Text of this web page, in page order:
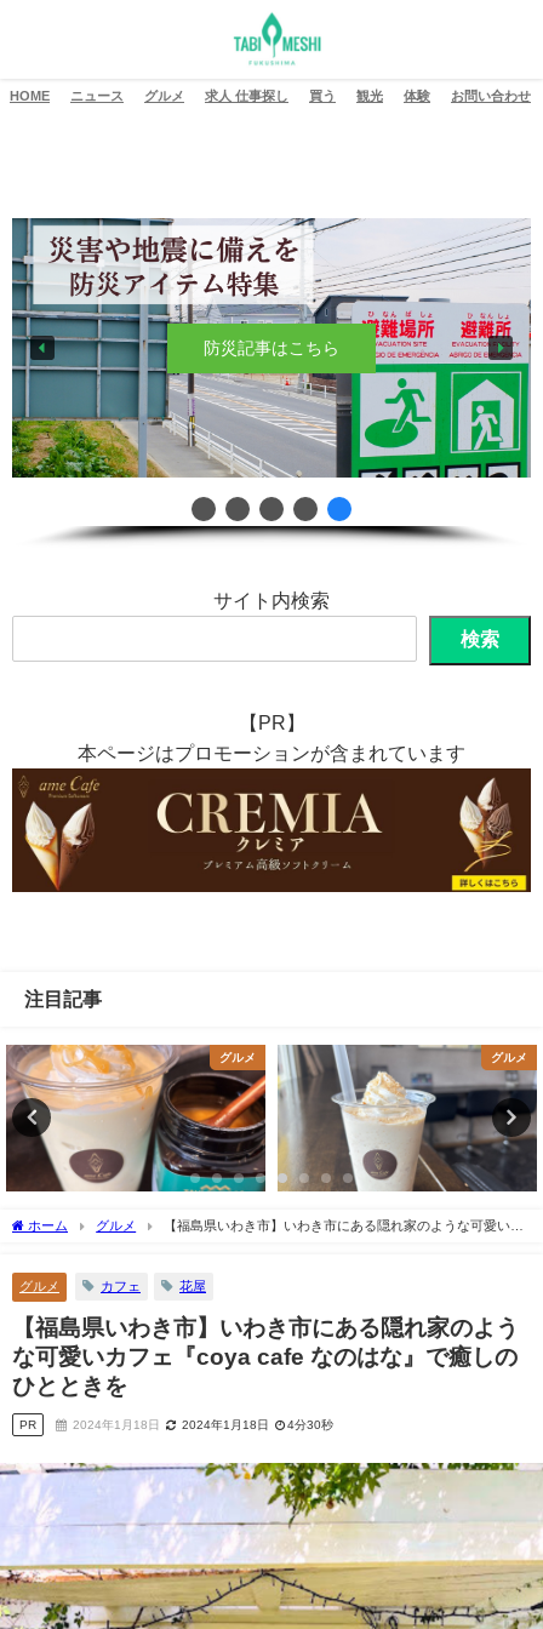
HOME ニュース グルメ 求人 仕事探し 買う 観光 体験 お問い合わせ
防災記事はこちら
サイト内検索
検索
【PR】
本ページはプロモーションが含まれています
注目記事
グルメ グルメ
ホーム グルメ
【福島県いわき市】いわき市にある隠れ家のような可愛いカ
グルメ カフェ 花屋
【福島県いわき市】いわき市にある隠れ家のよう
な可愛いカフェ『coya cafe なのはな』で癒しの
ひとときを
PR 2024年1月18日 2024年1月18日 4分30秒